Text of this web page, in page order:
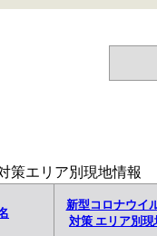
策エリア別現地情報
新型コロナウイ
対策 エリア別現